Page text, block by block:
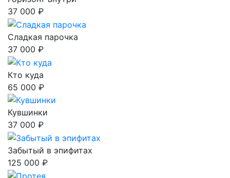
37 000 ₽
Сладкая парочка
37 000 ₽
Кто куда
65 000 ₽
Кувшинки
37 000 ₽
Забытый в эпифитах
125 000 ₽